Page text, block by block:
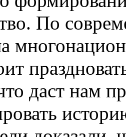
По
даст нам